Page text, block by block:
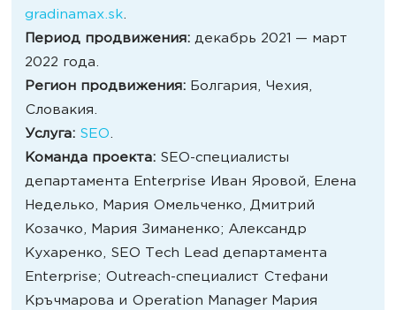
gradinamax.sk.
Период продвижения: декабрь 2021 — март
2022 года.
Регион продвижения: Болгария, Чехия,
Словакия.
Услуга: SEO.
Команда проекта: SEO-специалисты
департамента Enterprise Иван Яровой, Елена
Неделько, Мария Омельченко, Дмитрий
Козачко, Мария Зиманенко; Александр
Кухаренко, SEO Tech Lead департамента
Enterprise; Outreach-специалист Стефани
Кръчмарова и Operation Manager Мария